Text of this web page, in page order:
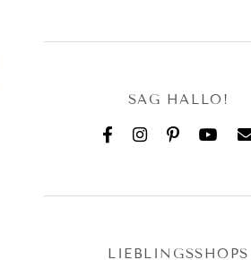
SAG HALLO!
LIEBLINGSSHOPS